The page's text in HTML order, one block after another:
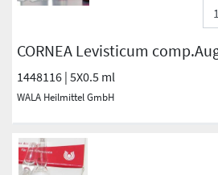
CORNEA Levisticum
1448116 | 5X0.5 ml
WALA Heilmittel GmbH